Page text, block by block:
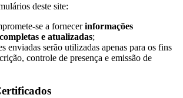
deste site:
se a fornecerinformações
e atualizadas;
enviadas serão utilizadas apenas para os fins
controle de presença e emissão de